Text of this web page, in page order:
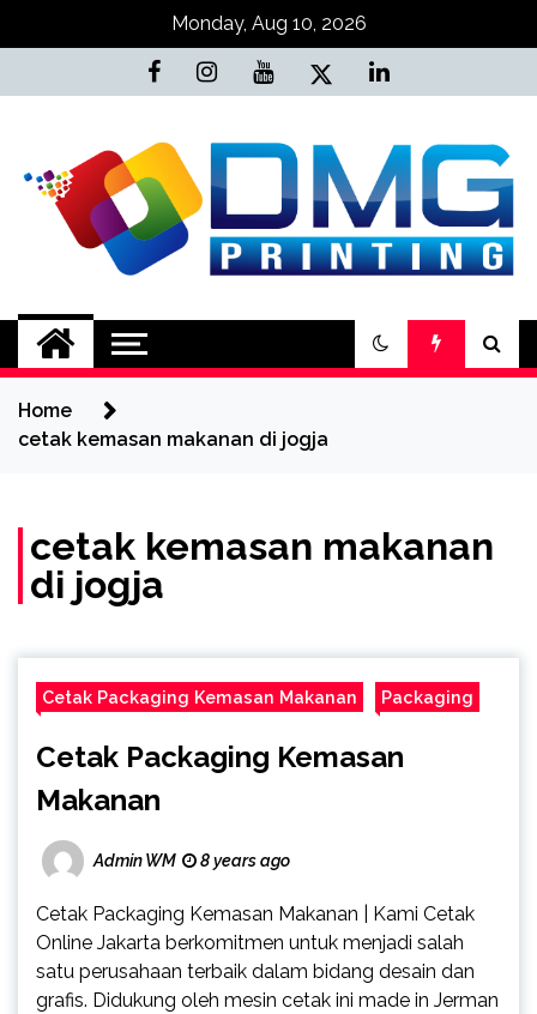
Monday, Aug 10, 2026
Jasa Cetak Online
DMG Printing
Home
cetak kemasan makanan di jogja
cetak kemasan makanan
di jogja
Cetak Packaging Kemasan Makanan Packaging
Cetak Packaging Kemasan
Makanan
Admin WM 8 years ago
Cetak Packaging Kemasan Makanan | Kami Cetak
Online Jakarta berkomitmen untuk menjadi salah
satu perusahaan terbaik dalam bidang desain dan
grafis. Didukung oleh mesin cetak ini made in Jerman